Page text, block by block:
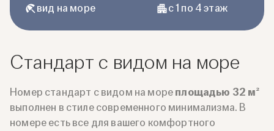
вид на море
с 1 по 4 этаж
Стандарт с видом на море
Номер стандарт с видом на мореплощадью 32 м²
выполнен в стиле современного минимализма. В
номере есть все для вашего комфортного